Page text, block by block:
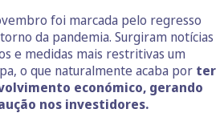
foi marcada pelo regresso
da pandemia. Surgiram notícias
e medidas mais restritivas um
o que naturalmente acaba por ter
económico, gerando
nos investidores.